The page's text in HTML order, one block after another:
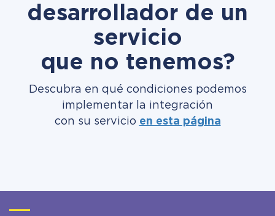
desarrollador de un
servicio
que no tenemos?
Descubra en qué condiciones podemos
implementar la integración
con su servicio en esta página